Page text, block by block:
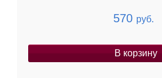
570 руб.
В корзину